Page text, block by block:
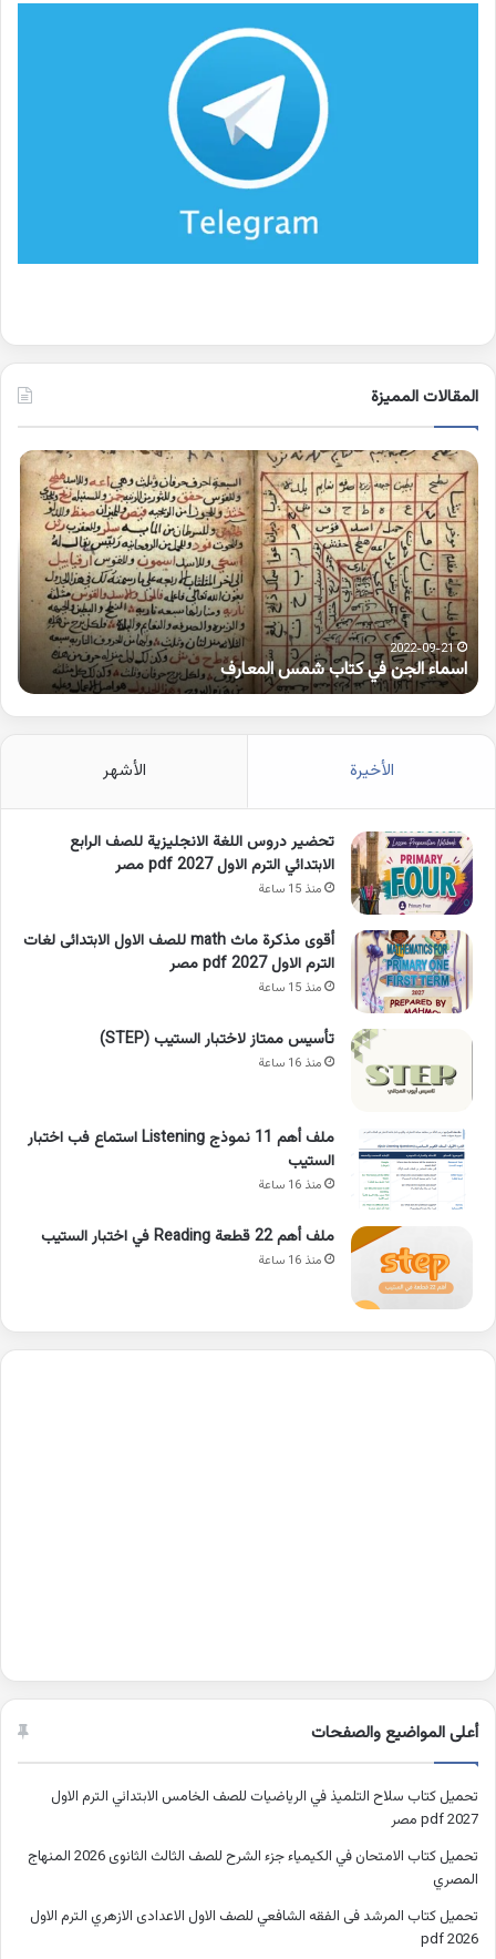
المقالات المميزة
اسماء
الجن
في
كتاب
شمس
المعارف
2022-09-21
اسماء الجن في كتاب شمس المعارف
الأخيرة الأشهر
تحضير دروس اللغة الانجليزية للصف الرابع
الابتدائي الترم الاول 2027 pdf مصر
منذ 15 ساعة
أقوى مذكرة ماث math للصف الاول الابتدائى لغات
الترم الاول pdf 2027 مصر
منذ 15 ساعة
تأسيس ممتاز لاختبار الستيب (STEP)
منذ 16 ساعة
ملف أهم 11 نموذج Listening استماع فب اختبار
الستيب
منذ 16 ساعة
ملف أهم 22 قطعة Reading في اختبار الستيب
منذ 16 ساعة
أعلى المواضيع والصفحات
تحميل كتاب سلاح التلميذ في الرياضيات للصف الخامس الابتدائي الترم الاول
2027 pdf مصر
تحميل كتاب الامتحان في الكيمياء جزء الشرح للصف الثالث الثانوى 2026 المنهاج
المصري
تحميل كتاب المرشد فى الفقه الشافعي للصف الاول الاعدادى الازهري الترم الاول
2026 pdf